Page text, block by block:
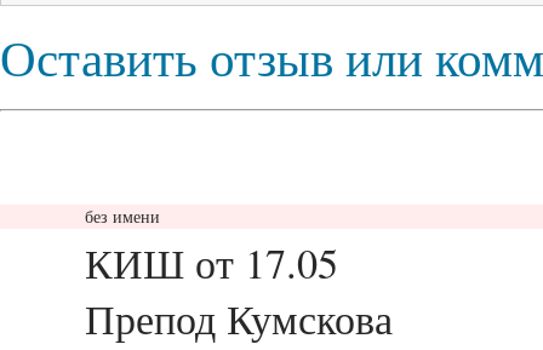
Оставить отзыв или
без имени
КИШ от 17.05
Препод Кумскова